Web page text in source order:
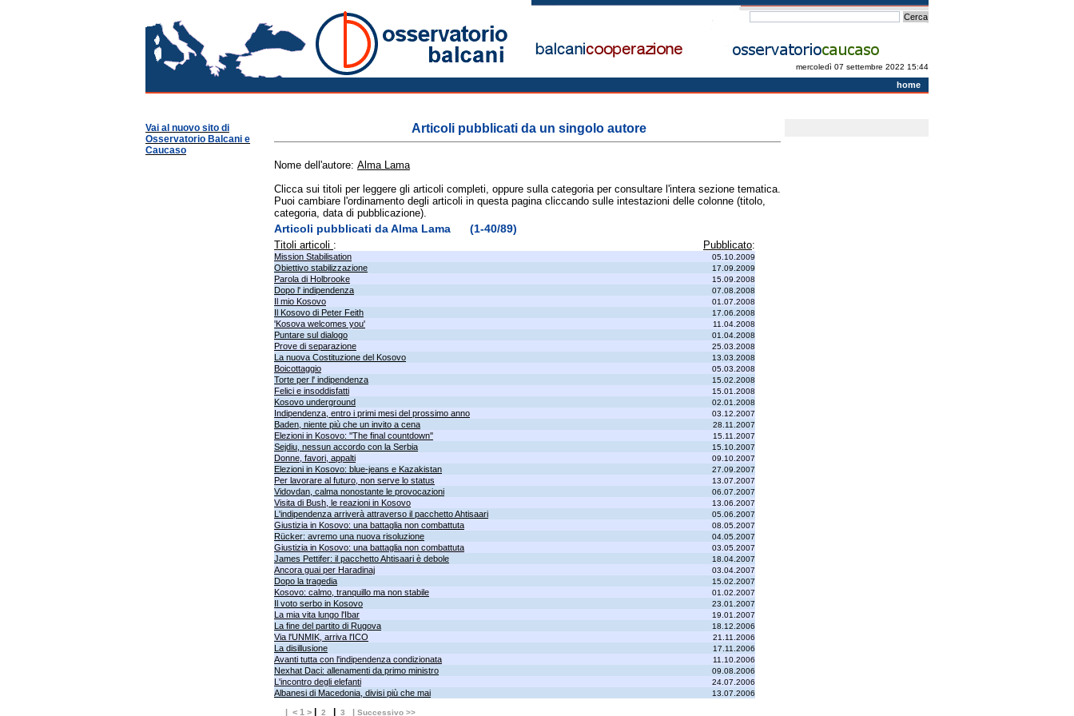
mercoledì 07 settembre 2022 15:44
home
Vai al nuovo sito di
Osservatorio Balcani e
Caucaso
Articoli pubblicati da un singolo autore
Nome dell'autore:Alma Lama
Clicca sui titoli per leggere gli articoli completi, oppure sulla categoria per consultare l'intera sezione tematica.
Puoi cambiare l'ordinamento degli articoli in questa pagina cliccando sulle intestazioni delle colonne (titolo,
categoria, data di pubblicazione).
Articoli pubblicati da Alma Lama (1-40/89)
Titoli articoli : Pubblicato:
Mission Stabilisation 05.10.2009
Obiettivo stabilizzazione 17.09.2009
Parola di Holbrooke 15.09.2008
Dopo l' indipendenza 07.08.2008
Il mio Kosovo 01.07.2008
Il Kosovo di Peter Feith 17.06.2008
'Kosova welcomes you' 11.04.2008
Puntare sul dialogo 01.04.2008
Prove di separazione 25.03.2008
La nuova Costituzione del Kosovo 13.03.2008
Boicottaggio 05.03.2008
Torte per l' indipendenza 15.02.2008
Felici e insoddisfatti 15.01.2008
Kosovo underground 02.01.2008
Indipendenza, entro i primi mesi del prossimo anno 03.12.2007
Baden, niente più che un invito a cena 28.11.2007
Elezioni in Kosovo: ''The final countdown'' 15.11.2007
Sejdiu, nessun accordo con la Serbia 15.10.2007
Donne, favori, appalti 09.10.2007
Elezioni in Kosovo: blue-jeans e Kazakistan 27.09.2007
Per lavorare al futuro, non serve lo status 13.07.2007
Vidovdan, calma nonostante le provocazioni 06.07.2007
Visita di Bush, le reazioni in Kosovo 13.06.2007
L'indipendenza arriverà attraverso il pacchetto Ahtisaari 05.06.2007
Giustizia in Kosovo: una battaglia non combattuta 08.05.2007
Rücker: avremo una nuova risoluzione 04.05.2007
Giustizia in Kosovo: una battaglia non combattuta 03.05.2007
James Pettifer: il pacchetto Ahtisaari è debole 18.04.2007
Ancora guai per Haradinaj 03.04.2007
Dopo la tragedia 15.02.2007
Kosovo: calmo, tranquillo ma non stabile 01.02.2007
Il voto serbo in Kosovo 23.01.2007
La mia vita lungo l'Ibar 19.01.2007
La fine del partito di Rugova 18.12.2006
Via l'UNMIK, arriva l'ICO 21.11.2006
La disillusione 17.11.2006
Avanti tutta con l'indipendenza condizionata 11.10.2006
Nexhat Daci: allenamenti da primo ministro 09.08.2006
L'incontro degli elefanti 24.07.2006
Albanesi di Macedonia, divisi più che mai 13.07.2006
| < 1 > 2 3 |Successivo >>